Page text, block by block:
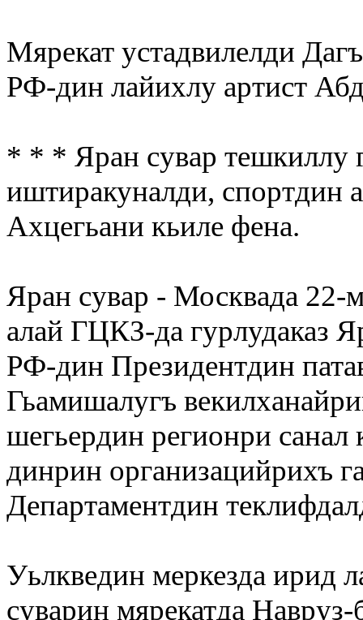
Мярекат устадвилелди
РФ-дин лайихлу артист
* * * Яран сувар тешкиллу
иштиракуналди, спортдин
Ахцегьани кьиле фена.
Яран сувар - Москвада 22-
алай ГЦКЗ-да гурлудаказ
РФ-дин Президентдин
Гьамишалугъ
шегьердин регионри
динрин организацийрихъ
Департаментдин
Уьлкведин меркезда ирид
суварин мярекатда